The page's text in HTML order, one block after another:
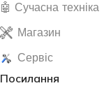
🤖 Сучасна техніка
Магазин
Сервіс
Посилання